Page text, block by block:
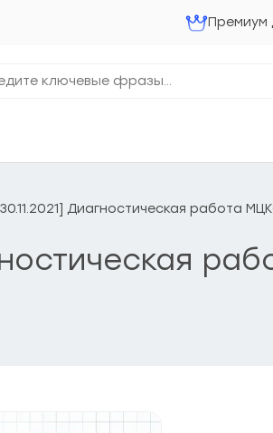
Премиум
Диагностическая работа